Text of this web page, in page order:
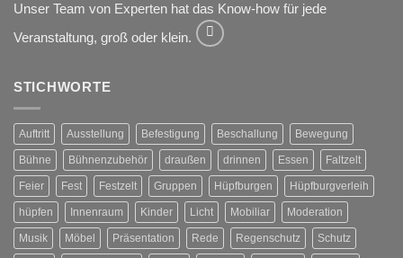
Unser Team von Experten hat das Know-how für jede
Veranstaltung, groß oder klein.
STICHWORTE
Auftritt Ausstellung Befestigung Beschallung Bewegung
Bühne Bühnenzubehör draußen drinnen Essen Faltzelt
Feier Fest Festzelt Gruppen Hüpfburgen Hüpfburgverleih
hüpfen Innenraum Kinder Licht Mobiliar Moderation
Musik Möbel Präsentation Rede Regenschutz Schutz